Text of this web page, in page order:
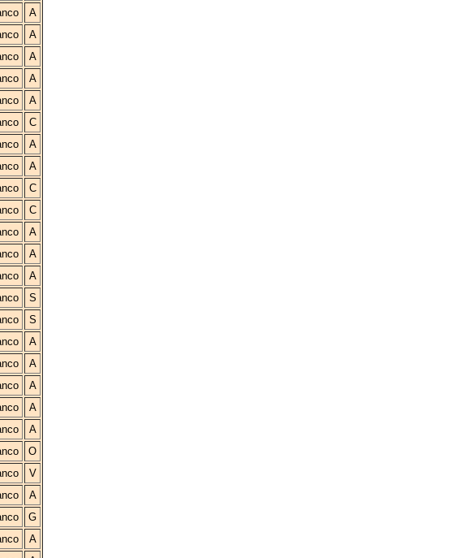
A
A
A
A
A
C
A
A
C
C
A
A
A
S
S
A
A
A
A
A
O
V
A
G
A